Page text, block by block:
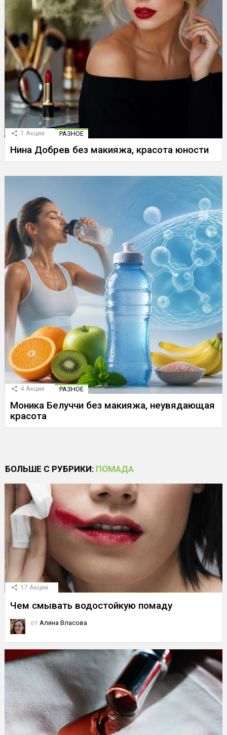
1 Акции РАЗНОЕ
Нина Добрев без макияжа, красота юности
4 Акции РАЗНОЕ
Моника Белуччи без макияжа, неувядающая
красота
БОЛЬШЕ С РУБРИКИ: ПОМАДА
17 Акции
Чем смывать водостойкую помаду
от Алина Власова